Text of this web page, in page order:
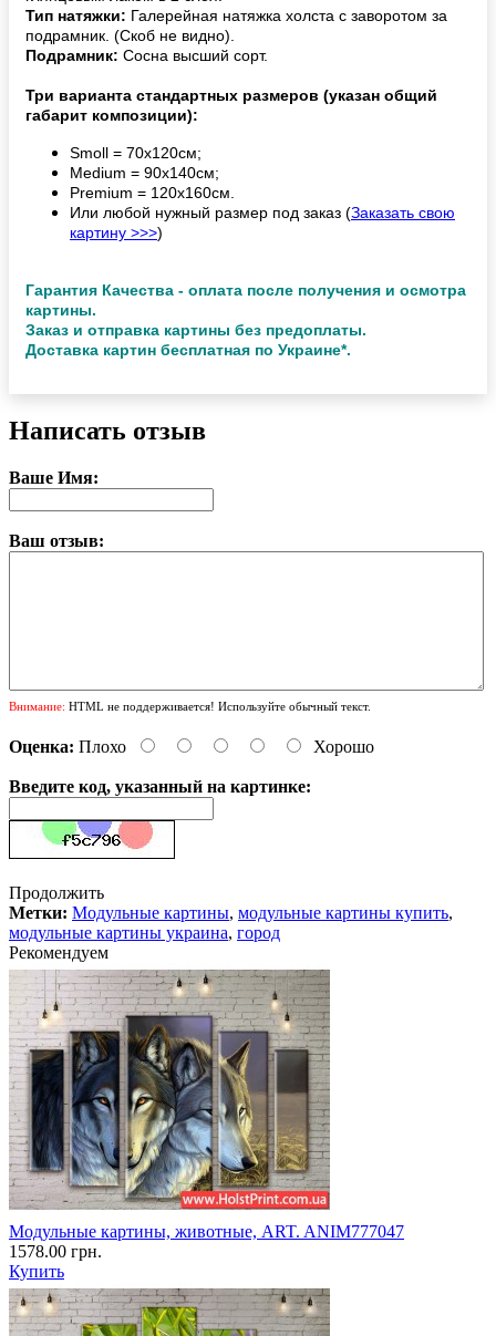
Тип натяжки: Галерейная натяжка холста с заворотом за
подрамник. (Скоб не видно).
Подрамник: Сосна высший сорт.
Три варианта стандартных размеров (указан общий
габарит композиции):
Smoll = 70х120см;
Medium = 90х140см;
Premium = 120х160см.
Или любой нужный размер под заказ (Заказать свою
картину >>>)
Гарантия Качества - оплата после получения и осмотра
картины.
Заказ и отправка картины без предоплаты.
Доставка картин бесплатная по Украине*.
Написать отзыв
Ваше Имя:
Ваш отзыв:
Внимание: HTML не поддерживается! Используйте обычный текст.
Оценка: Плохо Хорошо
Введите код, указанный на картинке:
Продолжить
Метки: Модульные картины, модульные картины купить,
модульные картины украина, город
Рекомендуем
Модульные картины, животные, ART. ANIM777047
1578.00 грн.
Купить